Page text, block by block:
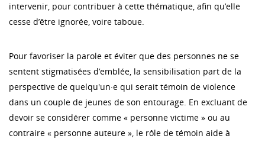
intervenir, pour contribuer à cette thématique, afin qu’elle
cesse d’être ignorée, voire taboue.
Pour favoriser la parole et éviter que des personnes ne se
sentent stigmatisées d’emblée, la sensibilisation part de la
perspective de quelqu'un·e qui serait témoin de violence
dans un couple de jeunes de son entourage. En excluant de
devoir se considérer comme « personne victime » ou au
contraire « personne auteure », le rôle de témoin aide à